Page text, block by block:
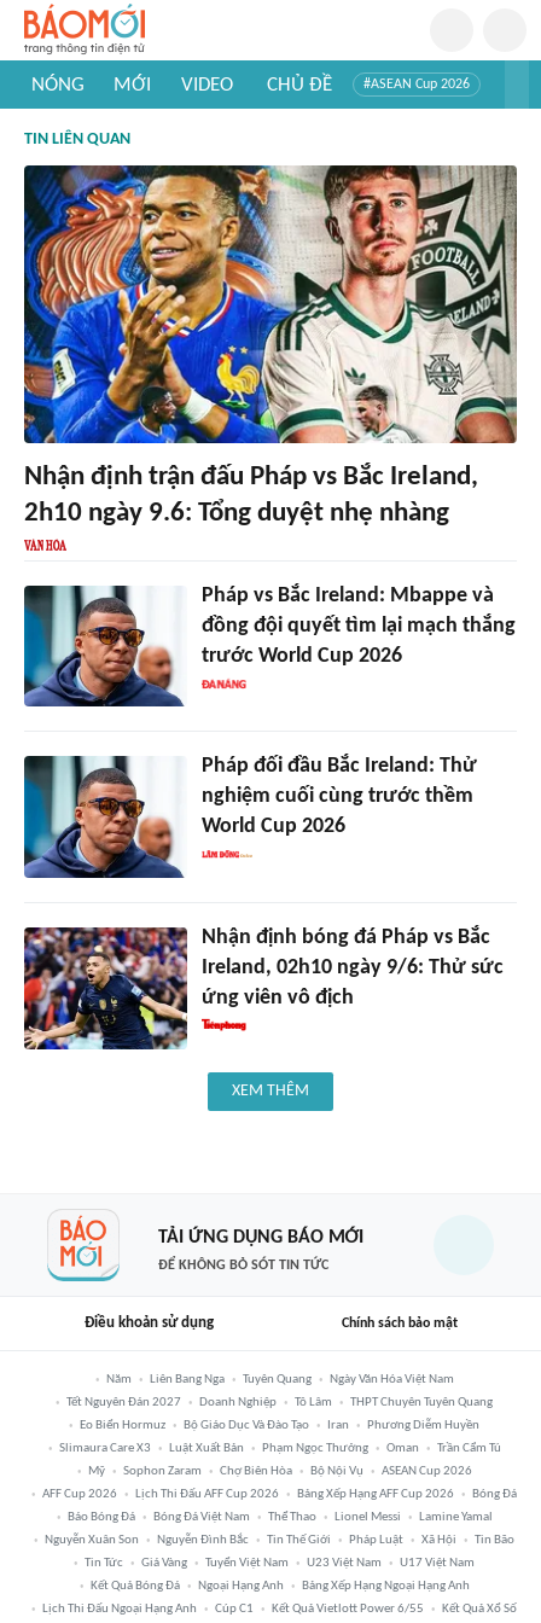
NÓNG MỚI VIDEO CHỦ ĐỀ #ASEAN Cup 2026
#Khám phá thế giới
TIN LIÊN QUAN
Nhận định trận đấu Pháp vs Bắc Ireland,
2h10 ngày 9.6: Tổng duyệt nhẹ nhàng
Pháp vs Bắc Ireland: Mbappe và
đồng đội quyết tìm lại mạch thắng
trước World Cup 2026
Pháp đối đầu Bắc Ireland: Thử
nghiệm cuối cùng trước thềm
World Cup 2026
Nhận định bóng đá Pháp vs Bắc
Ireland, 02h10 ngày 9/6: Thử sức
ứng viên vô địch
XEM THÊM
TẢI ỨNG DỤNG BÁO MỚI
ĐỂ KHÔNG BỎ SÓT TIN TỨC
Điều khoản sử dụng Chính sách bảo mật
Năm Liên Bang Nga Tuyên Quang
Ngày Văn Hóa Việt Nam
Tết Nguyên Đán 2027
Doanh Nghiệp Tô Lâm
THPT Chuyên Tuyên Quang
Eo Biển Hormuz
Bộ Giáo Dục Và Đào Tạo Iran
Phương Diễm Huyền
Slimaura Care X3
Luật Xuất Bản Phạm Ngọc Thưởng Oman
Trần Cẩm Tú
Mỹ
Sophon Zaram Chợ Biên Hòa Bộ Nội Vụ
ASEAN Cup 2026
AFF Cup 2026
Lịch Thi Đấu AFF Cup 2026 Bảng Xếp Hạng AFF Cup 2026
Bóng Đá
Báo Bóng Đá
Bóng Đá Việt Nam Thể Thao Lionel Messi
Lamine Yamal
Nguyễn Xuân Son
Nguyễn Đình Bắc Tin Thế Giới Pháp Luật Xã Hội
Tin Bão
Tin Tức
Giá Vàng Tuyển Việt Nam U23 Việt Nam
U17 Việt Nam
Kết Quả Bóng Đá
Ngoại Hạng Anh
Bảng Xếp Hạng Ngoại Hạng Anh
Lịch Thi Đấu Ngoại Hạng Anh
Cúp C1 Kết Quả Vietlott Power 6/55 Kết Quả Xổ Số